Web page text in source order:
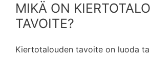
MIKÄ ON
TAVOITE?
Kiertotalouden tavoite on luoda